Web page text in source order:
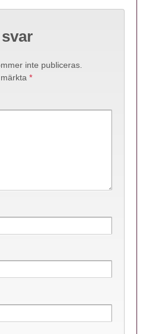
inte publiceras.
*